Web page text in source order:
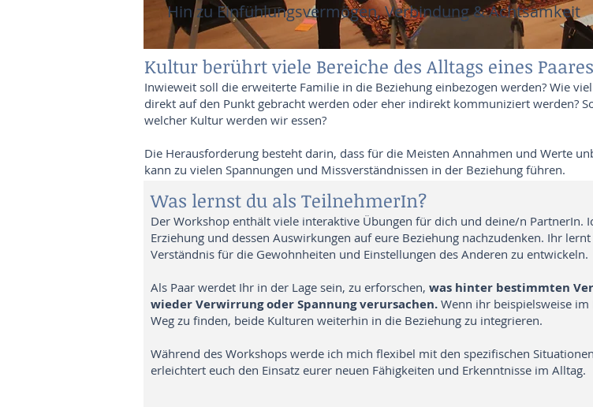
Hin zu Einfühlungsvermögen, Verbindung & Achtsamkeit
Kultur berührt viele Bereiche des Alltags eines Paares
Inwieweit soll die erweiterte Familie in die Beziehung einbezogen werden? Wie
direkt auf den Punkt gebracht werden oder eher indirekt kommuniziert werden?
welcher Kultur werden wir essen?
Die Herausforderung besteht darin, dass für die Meisten Annahmen und Werte
kann zu vielen Spannungen und Missverständnissen in der Beziehung führen.
Was lernst du als TeilnehmerIn?
Der Workshop enthält viele interaktive Übungen für dich und deine/n PartnerIn.
Erziehung und dessen Auswirkungen auf eure Beziehung nachzudenken. Ihr
Verständnis für die Gewohnheiten und Einstellungen des Anderen zu entwickeln.
Als Paar werdet Ihr in der Lage sein, zu erforschen, was hinter bestimmten
wieder Verwirrung oder Spannung verursachen. Wenn ihr beispielsweise
Weg zu finden, beide Kulturen weiterhin in die Beziehung zu integrieren.
Während des Workshops werde ich mich flexibel mit den spezifischen
erleichtert euch den Einsatz eurer neuen Fähigkeiten und Erkenntnisse im Alltag.